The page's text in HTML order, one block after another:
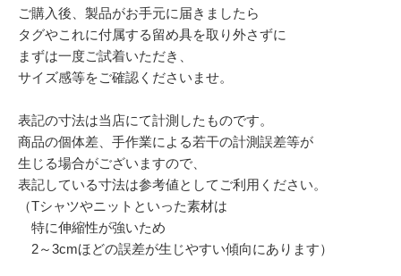
ご購入後、製品がお手元に届きましたら
タグやこれに付属する留め具を取り外さずに
まずは一度ご試着いただき、
サイズ感等をご確認くださいませ。
表記の寸法は当店にて計測したものです。
商品の個体差、手作業による若干の計測誤差等が
生じる場合がございますので、
表記している寸法は参考値としてご利用ください。
（Tシャツやニットといった素材は
特に伸縮性が強いため
2～3cmほどの誤差が生じやすい傾向にあります）